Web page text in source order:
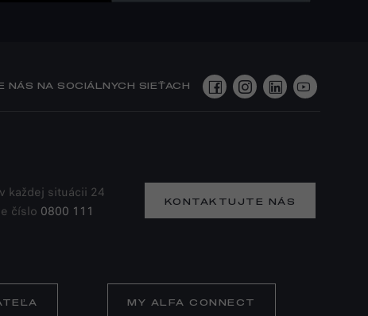
NÁS NA SOCIÁLNYCH SIEŤACH
každej situácii 24
číslo 0800 111
KONTAKTUJTE NÁS
MY ALFA CONNECT